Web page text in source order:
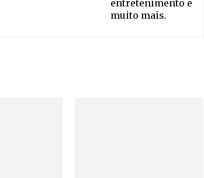
entretenimento e
muito mais.